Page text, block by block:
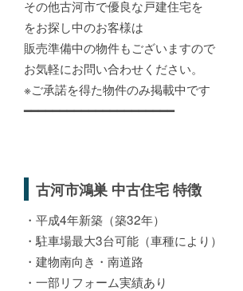
その他古河市で優良な戸建住宅を
をお探し中のお客様は
販売準備中の物件もございますので
お気軽にお問い合わせください。
※ご承諾を得た物件のみ掲載中です
━━━━━━━━━━━━━━━━━━━━━
古河市鴻巣 中古住宅 特徴
・平成4年新築（築32年）
・駐車場最大3台可能（車種により）
・建物南向き・南道路
・一部リフォーム実績あり